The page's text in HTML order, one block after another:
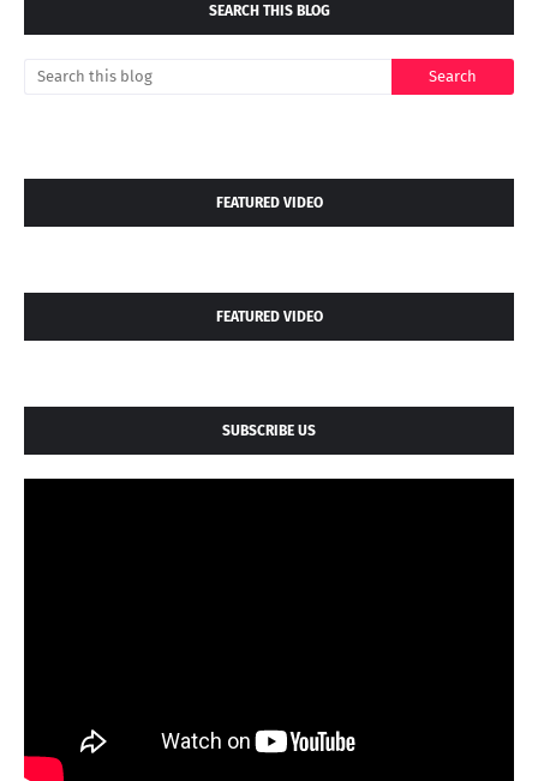
SEARCH THIS BLOG
FEATURED VIDEO
FEATURED VIDEO
SUBSCRIBE US